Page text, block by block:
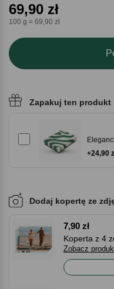
69,90 zł
100 g = 69,90 zł
Zapakuj ten produkt
+24,90
Dodaj kopertę ze
7,90 zł
Koperta z 4
Zobacz